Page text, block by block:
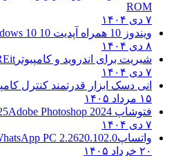
ROM
۷ دی ۱۴۰۴
ویندوز 10 همراه آپدیت 10 22H2
10
۸ دی ۱۴۰۴
شیریت برای اندروید و کامپیوتر
۷ دی ۱۴۰۴
انی دسک ابزار قدرتمند کنترل
۱۵ مرداد ۱۴۰۵
فتوشاپ CC 2025 Adobe Photoshop 2024
۷ دی ۱۴۰۴
واتساپPC 2.2620.102.0
۲۰ خرداد ۱۴۰۵